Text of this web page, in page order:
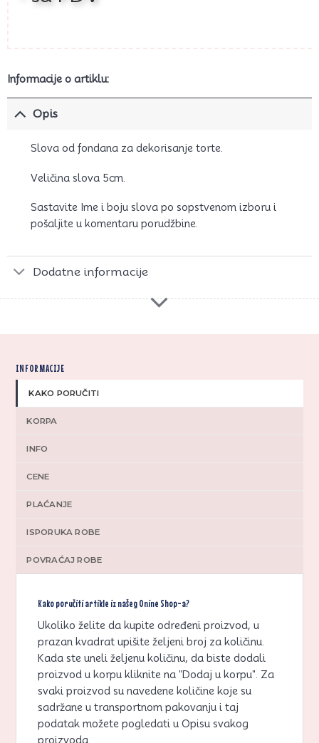
Informacije o artiklu:
Opis
Slova od fondana za dekorisanje torte.
Veličina slova 5cm.
Sastavite Ime i boju slova po sopstvenom izboru i
pošaljite u komentaru porudžbine.
Dodatne informacije
INFORMACIJE
KAKO PORUČITI
KORPA
INFO
CENE
PLAĆANJE
ISPORUKA ROBE
POVRAĆAJ ROBE
Kako poručiti artikle iz našeg Onine Shop-a?
Ukoliko želite da kupite određeni proizvod, u
prazan kvadrat upišite željeni broj za količinu.
Kada ste uneli željenu količinu, da biste dodali
proizvod u korpu kliknite na "Dodaj u korpu". Za
svaki proizvod su navedene količine koje su
sadržane u transportnom pakovanju i taj
podatak možete pogledati u Opisu svakog
proizvoda